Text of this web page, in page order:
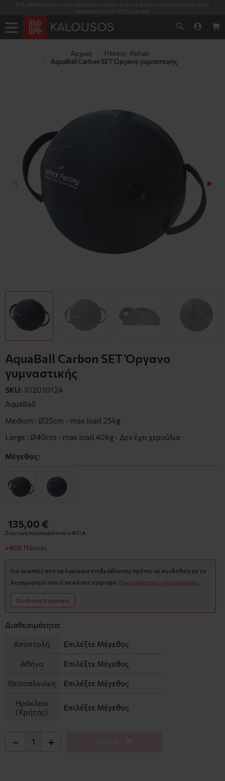
Η διαθεσιμότητα των προϊόντων όπως φαίνεται στις καρτέλες τους είναι
πραγματική και 99% έγκυρη
Αρχική
Fitness- Rehab
AquaBall Carbon SET Όργανο γυμναστικής
AquaBall Carbon SET Όργανο
γυμναστικής
SKU: 102010124
AquaBall
Medium : Ø25cm - max load 25kg
Large : Ø40cm - max load 40kg - Δεν έχει χερούλια
Μέγεθος:
135,00 €
Στην τιμή περιλαμβάνεται ο Φ.Π.Α.
+405 Πόντοι
Για να μπείς στο πρόγραμμα επιβράβευσης πρέπει να συνδεθείς με το
λογαριασμό σου ή να κάνεις εγγραφή. Περισσότερες πληροφορίες
Σύνδεση/Εγγραφή
Διαθεσιμότητα:
Αποστολή Επιλέξτε Μέγεθος
Αθήνα Επιλέξτε Μέγεθος
Θεσσαλονίκη Επιλέξτε Μέγεθος
Ηράκλειο
(Κρήτης)
Επιλέξτε Μέγεθος
− +